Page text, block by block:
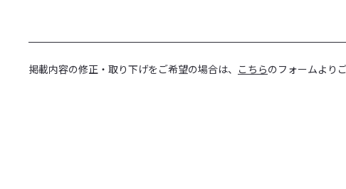
掲載内容の修正・取り下げをご希望の場合は、 こちらのフォームより